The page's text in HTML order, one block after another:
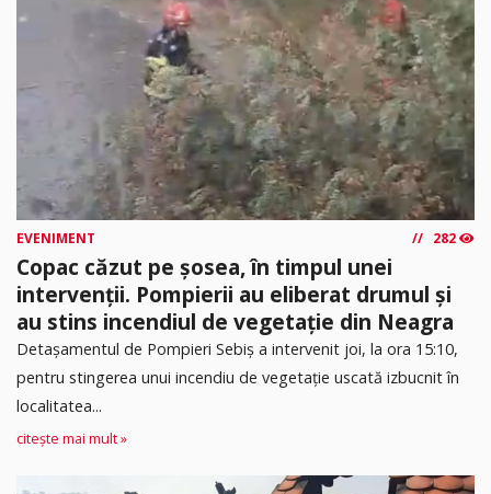
EVENIMENT 282
Copac căzut pe șosea, în timpul unei
intervenții. Pompierii au eliberat drumul și
au stins incendiul de vegetație din Neagra
Detașamentul de Pompieri Sebiș a intervenit joi, la ora 15:10,
pentru stingerea unui incendiu de vegetație uscată izbucnit în
localitatea...
citește mai mult »